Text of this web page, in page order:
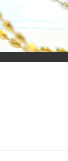
トを楽しむ大